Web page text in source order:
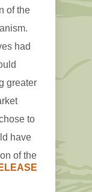
of the
had
greater
to
have
of the